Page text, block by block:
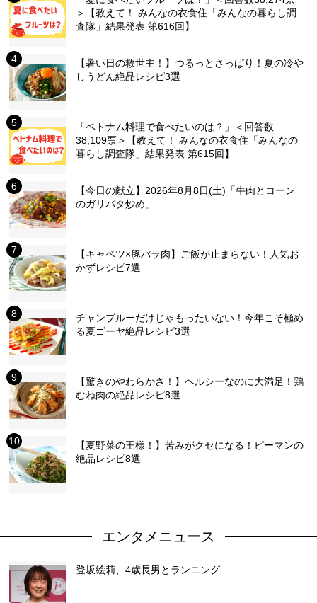
＞【教えて！ みんなの衣食住「みんなの暮らし調
査隊」結果発表 第616回】
【暑い日の救世主！】つるっとさっぱり！夏の冷や
しうどん絶品レシピ3選
「ベトナム料理で食べたいのは？」＜回答数
38,109票＞【教えて！ みんなの衣食住「みんなの
暮らし調査隊」結果発表 第615回】
【今日の献立】2026年8月8日(土)「牛肉とコーン
のガリバタ炒め」
【キャベツ×豚バラ肉】ご飯が止まらない！人気お
かずレシピ7選
チャンプルーだけじゃもったいない！今年こそ極め
る夏ゴーヤ絶品レシピ3選
【驚きのやわらかさ！】ヘルシーなのに大満足！鶏
むね肉の絶品レシピ8選
【夏野菜の王様！】苦みがクセになる！ピーマンの
絶品レシピ8選
エンタメニュース
登坂絵莉、4歳長男とランニング